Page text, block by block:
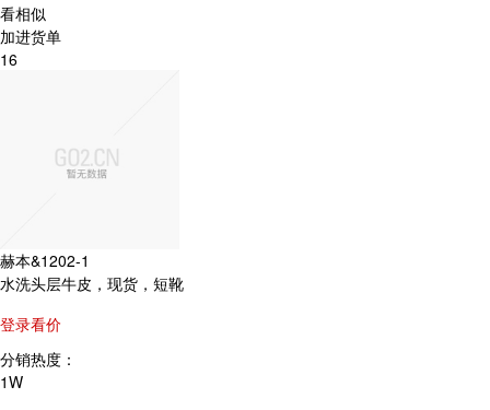
看相似
加进货单
16
赫本&1202-1
水洗头层牛皮，现货，短靴
登录看价
分销热度：
1W